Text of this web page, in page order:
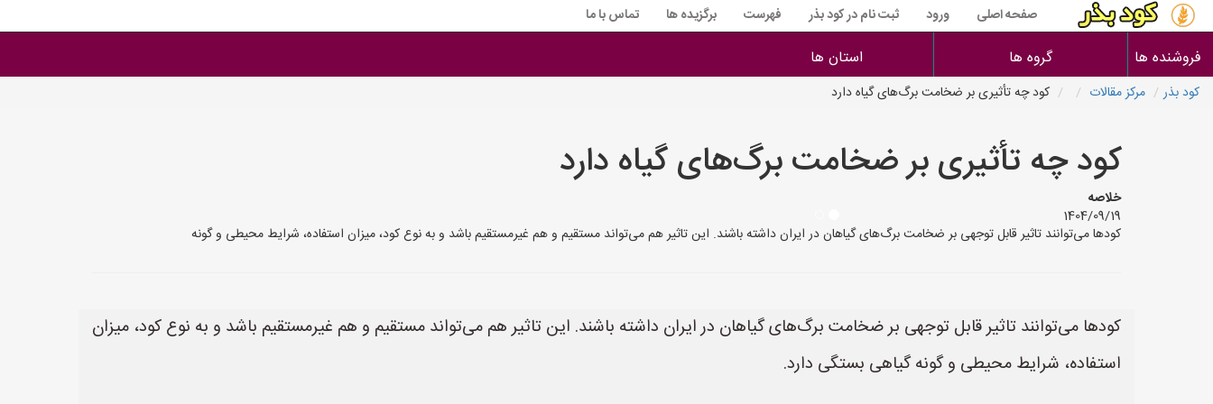
صفحه اصلی ورود ثبت نام در کود بذر فهرست برگزیده ها تماس با ما
فروشنده ها گروه ها استان ها
کود بذر مرکز مقالات کود چه تأثیری بر ضخامت برگ‌های گیاه دارد
کود چه تأثیری بر ضخامت برگ‌های گیاه دارد
خلاصه
1404/09/19
کودها می‌توانند تاثیر قابل توجهی بر ضخامت برگ‌های گیاهان در ایران داشته باشند. این تاثیر هم می‌تواند مستقیم و هم غیرمستقیم باشد و به نوع کود، میزان استفاده، شرایط محیطی و گونه
کودها می‌توانند تاثیر قابل توجهی بر ضخامت برگ‌های گیاهان در ایران داشته باشند. این تاثیر هم می‌تواند مستقیم و هم غیرمستقیم باشد و به نوع کود، میزان
استفاده، شرایط محیطی و گونه گیاهی بستگی دارد.